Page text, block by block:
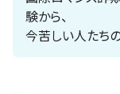
験から、
今苦しい人たち